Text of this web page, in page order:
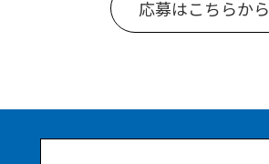
応募はこちらから